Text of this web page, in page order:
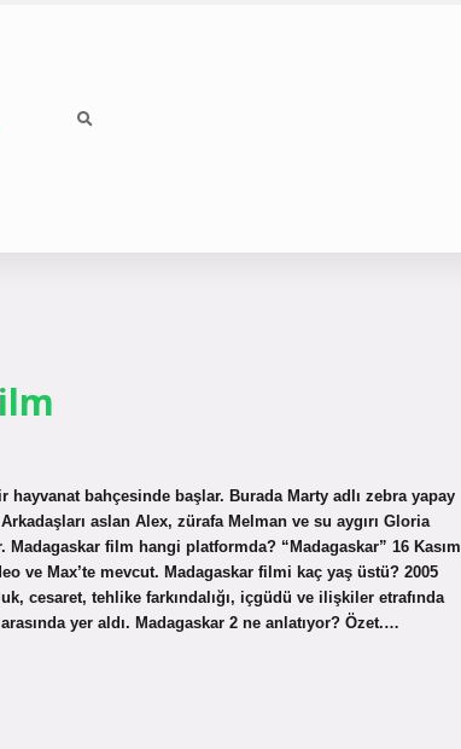
bahçesinde başlar. Burada Marty adlı zebra yapay
aslan Alex, zürafa Melman ve su aygırı Gloria
film hangi platformda? “Madagaskar” 16 Kasım
ve Max’te mevcut. Madagaskar filmi kaç yaş üstü? 2005
cesaret, tehlike farkındalığı, içgüdü ve ilişkiler etrafında
yer aldı. Madagaskar 2 ne anlatıyor? Özet.…